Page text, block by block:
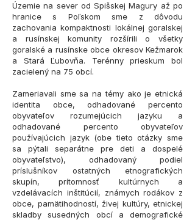
Územie na sever od Spišskej Magury až po
hranice s Poľskom sme z dôvodu
zachovania kompaktnosti lokálnej goralskej
a rusínskej komunity rozšírili o všetky
goralské a rusínske obce okresov Kežmarok
a Stará Ľubovňa. Terénny prieskum bol
zacielený na 75 obcí.
Zameriavali sme sa na témy ako je etnická
identita obce, odhadované percento
obyvateľov rozumejúcich jazyku a
odhadované percento obyvateľov
používajúcich jazyk (obe tieto otázky sme
sa pýtali separátne pre deti a dospelé
obyvateľstvo), odhadovaný podiel
príslušníkov ostatných etnografických
skupín, prítomnosť kultúrnych a
vzdelávacích inštitúcií, známych rodákov z
obce, pamätihodností, živej kultúry, etnickej
skladby susedných obcí a demografické